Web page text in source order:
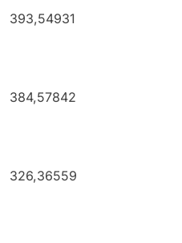
393,54931
384,57842
326,36559